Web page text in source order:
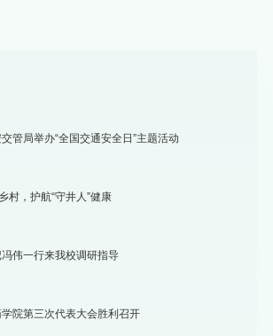
管局举办“全国交通安全日”主题活动
村，护航“守井人”健康
伟一行来我校调研指导
院第三次代表大会胜利召开